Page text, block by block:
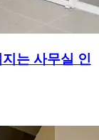
는 사무실 인